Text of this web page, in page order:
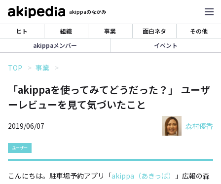
akippaのなかみ
ヒト 組織 事業 面白ネタ
その他
akippaメンバー
イベント
TOP 事業
「akippaを使ってみてどうだった？」 ユーザ
ーレビューを見て気づいたこと
2019/06/07 森村優香
ユーザー
こんにちは。駐車場予約アプリ「akippa（あきっぱ）
」広報の森